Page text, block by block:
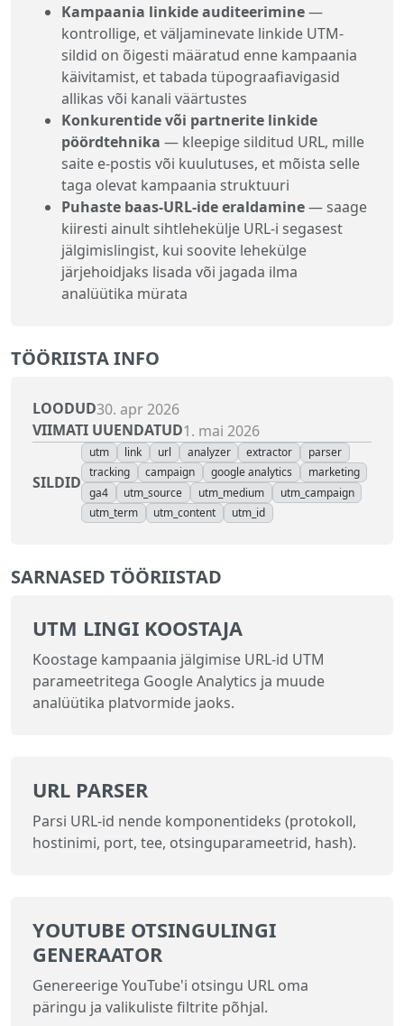
Kampaania linkide auditeerimine—
kontrollige, et väljaminevate linkide UTM-
sildid on õigesti määratud enne kampaania
käivitamist, et tabada tüpograafiavigasid
allikas või kanali väärtustes
Konkurentide või partnerite linkide
pöördtehnika — kleepige silditud URL, mille
saite e-postis või kuulutuses, et mõista selle
taga olevat kampaania struktuuri
Puhaste baas-URL-ide eraldamine— saage
kiiresti ainult sihtlehekülje URL-i segasest
jälgimislingist, kui soovite lehekülge
järjehoidjaks lisada või jagada ilma
analüütika mürata
TÖÖRIISTA INFO
LOODUD30. apr 2026
VIIMATI UUENDATUD1. mai 2026
SILDID
utm link url analyzer extractor
parser
tracking
campaign google analytics
marketing
ga4
utm_source utm_medium
utm_campaign
utm_term
utm_content utm_id
SARNASED TÖÖRIISTAD
UTM LINGI KOOSTAJA
Koostage kampaania jälgimise URL-id UTM
parameetritega Google Analytics ja muude
analüütika platvormide jaoks.
URL PARSER
Parsi URL-id nende komponentideks (protokoll,
hostinimi, port, tee, otsinguparameetrid, hash).
YOUTUBE OTSINGULINGI
GENERAATOR
Genereerige YouTube'i otsingu URL oma
päringu ja valikuliste filtrite põhjal.